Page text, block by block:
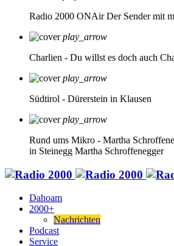
Radio 2000 ONAir Der Sender mit
play_arrow
Charlien - Du willst es doch auch
play_arrow
Südtirol - Dürerstein in Klausen
play_arrow
Rund ums Mikro - Martha
in Steinegg Martha Schroffenegger
Dahoam
2000+
Nachrichten
Podcast
Service